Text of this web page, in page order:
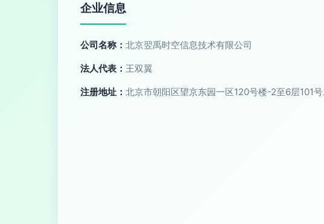
企业信息
公司名称： 北京翌禹时空信息技术有限公司
法人代表： 王双翼
注册地址： 北京市朝阳区望京东园一区120号楼-2至6层101